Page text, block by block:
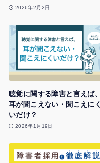
2026年2月2日
聴覚に関する障害と言えば、
耳が聞こえない・聞こえにく
いだけ？
2026年1月19日